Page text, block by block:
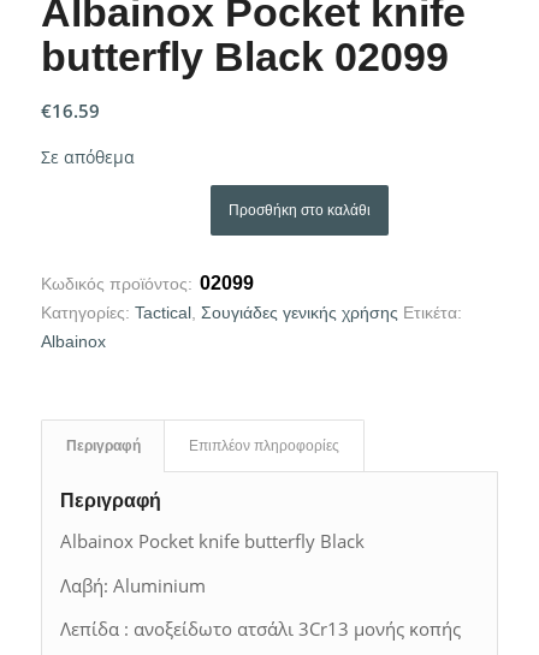
Albainox Pocket knife
butterfly Black 02099
€16.59
Σε απόθεμα
Προσθήκη στο καλάθι
Κωδικός προϊόντος: 02099
Κατηγορίες: Tactical, Σουγιάδες γενικής χρήσης Ετικέτα:
Albainox
Περιγραφή Επιπλέον πληροφορίες
Περιγραφή
Albainox Pocket knife butterfly Black
Λαβή: Aluminium
Λεπίδα : ανοξείδωτο ατσάλι 3Cr13 μονής κοπής